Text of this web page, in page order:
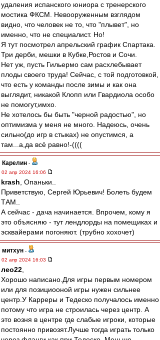
удаления испанского юниора с тренерского
мостика ФКСМ. Невооруженным взглядом
видно, что человек не то, что "плывет", но
именно, что не специалист. Но!
Я тут посмотрел апрельский график Спартака.
Три дерби, мешки в Кубке,Ростов и Сочи.
Нет уж, пусть Гильермо сам расхлебывает
плоды своего труда! Сейчас, с той подготовкой,
что есть у команды после зимы и как она
выглядит, никакой Клопп или Гвардиола особо
не помогут,имхо.
Не хотелось бы быть "черной радостью", но
оптимизма у меня не много. Надеюсь, очень
сильно(до игр в стыках) не опустимся, а
там...а,да всё равно!-((((
Карелин -
02 апр 2024 16:06
krash , Опаньки..
Приветствую, Сергей Юрьевич! Болеть будем
ТАМ..
А сейчас - дача начинается. Впрочем, кому я
это объясняю - тут лендлорды на помещиках и
эсквайерами погоняют. (трубно хохочет)
митхун -
02 апр 2024 16:03
лео22
Хорошо написано.Для игры первым номером
или для позициооной игры нужен сильнее
центр.У Карреры и Тедеско получалось именно
потому что игра не строилась через центр. А
это возня в центре где слабые игроки, которые
постоянно привозят.Лучше тогда играть только